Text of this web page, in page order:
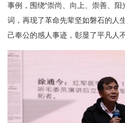
事例，围绕“崇尚、向上、崇善、阳
词，再现了革命先辈坚如磐石的人
己奉公的感人事迹，彰显了平凡人